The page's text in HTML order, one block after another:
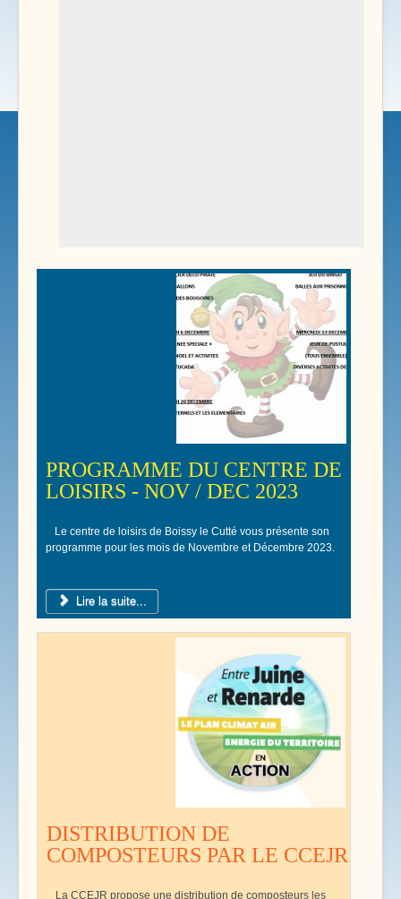
PROGRAMME DU CENTRE DE
LOISIRS - NOV / DEC 2023
Le centre de loisirs de Boissy le Cutté vous présente son
programme pour les mois de Novembre et Décembre 2023.
Lire la suite...
DISTRIBUTION DE
COMPOSTEURS PAR LE CCEJR
La CCEJR propose une distribution de composteurs les